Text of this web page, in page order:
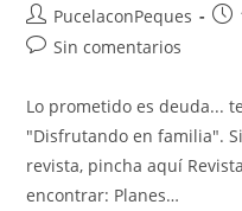
PucelaconPeques
Sin comentarios
Lo prometido es deuda...
"Disfrutando en familia".
revista, pincha aquí
encontrar: Planes…